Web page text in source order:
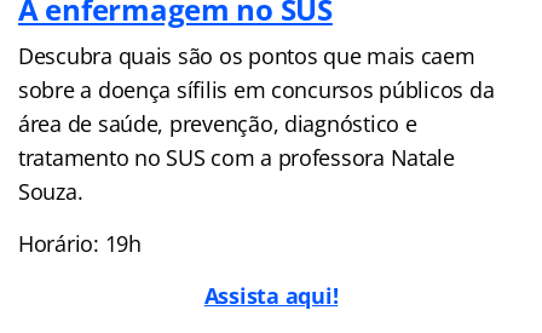
A enfermagem no SUS
Descubra quais são os pontos que mais caem
sobre a doença sífilis em concursos públicos da
área de saúde, prevenção, diagnóstico e
tratamento no SUS com a professora Natale
Souza.
Horário: 19h
Assista aqui!